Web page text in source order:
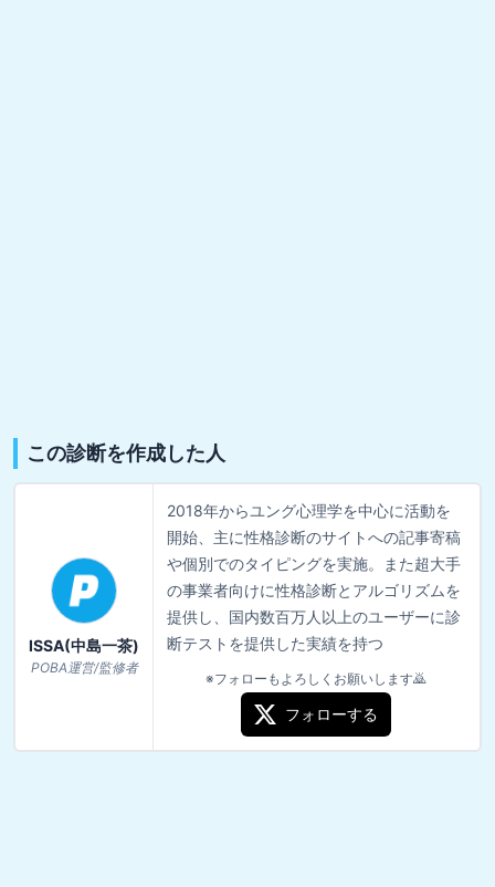
この診断を作成した人
ISSA(中島一茶)
POBA運営/監修者
2018年からユング心理学を中心に活動を
開始、主に性格診断のサイトへの記事寄稿
や個別でのタイピングを実施。また超大手
の事業者向けに性格診断とアルゴリズムを
提供し、国内数百万人以上のユーザーに診
断テストを提供した実績を持つ
※フォローもよろしくお願いします🙇
フォローする